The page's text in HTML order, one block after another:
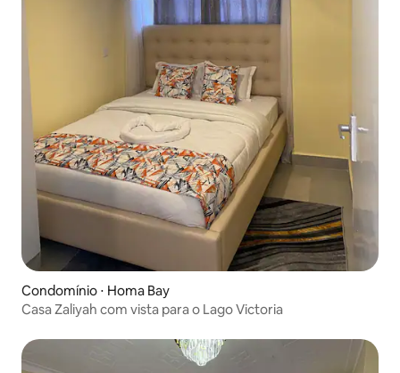
Condomínio ⋅ Homa Bay
Casa Zaliyah com vista para o Lago Victoria